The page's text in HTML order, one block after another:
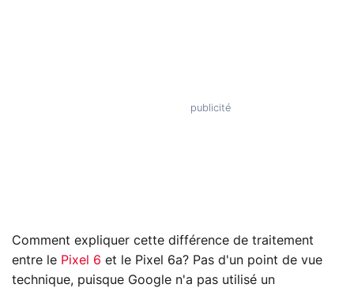
Comment expliquer cette différence de traitement
entre le Pixel 6 et le Pixel 6a? Pas d'un point de vue
technique, puisque Google n'a pas utilisé un